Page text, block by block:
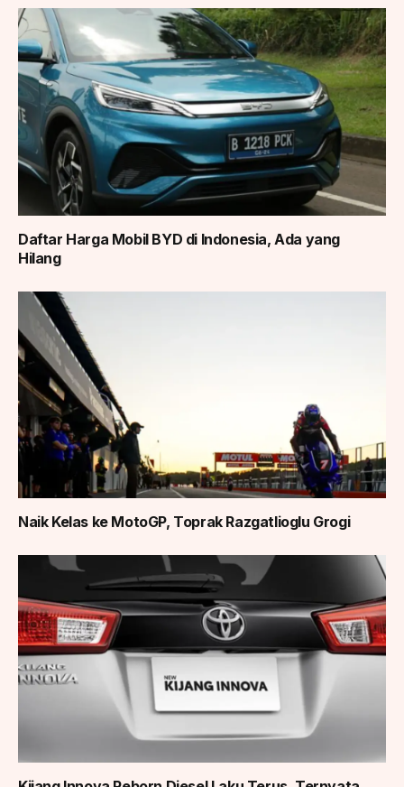
Daftar Harga Mobil BYD di Indonesia, Ada yang
Hilang
Naik Kelas ke MotoGP, Toprak Razgatlioglu Grogi